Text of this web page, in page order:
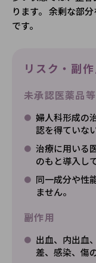
ります。 余剰な部
です。
リスク・副
未承認医薬品
婦人科形成の
認を得ていな
治療に用いる
のもと導入し
同一成分や性
ません。
副作用
出血、内出血
差、感染、傷